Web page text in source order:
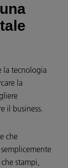
la tecnologia
la
il business.
che
stampi,